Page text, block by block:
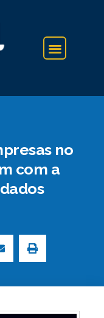
no
com a